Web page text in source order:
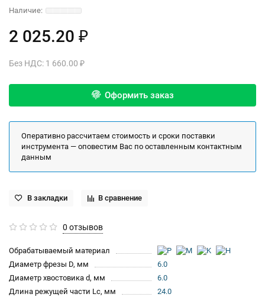
2 025.20 ₽
Без НДС: 1 660.00 ₽
Оформить заказ
Оперативно рассчитаем стоимость и сроки поставки
инструмента — оповестим Вас по оставленным контактным
данным
В закладки В сравнение
0 отзывов
Обрабатываемый материал
Диаметр фрезы D, мм
6.0
Диаметр хвостовика d, мм
6.0
Длина режущей части Lc, мм
24.0